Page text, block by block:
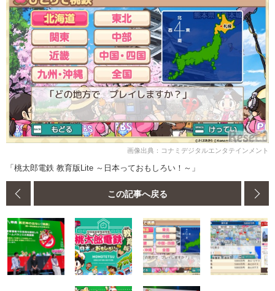
画像出典：コナミデジタルエンタテインメント
「桃太郎電鉄 教育版Lite ～日本っておもしろい！～」
この記事へ戻る